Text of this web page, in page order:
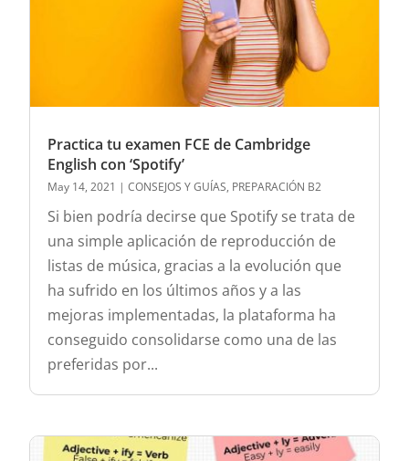
Practica tu examen FCE de Cambridge
English con ‘Spotify’
May 14, 2021 |CONSEJOS Y GUÍAS, PREPARACIÓN B2
Si bien podría decirse que Spotify se trata de
una simple aplicación de reproducción de
listas de música, gracias a la evolución que
ha sufrido en los últimos años y a las
mejoras implementadas, la plataforma ha
conseguido consolidarse como una de las
preferidas por...